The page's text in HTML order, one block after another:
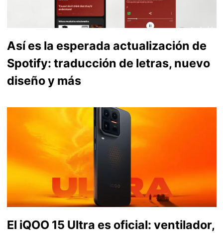
Así es la esperada actualización de
Spotify: traducción de letras, nuevo
diseño y más
El iQOO 15 Ultra es oficial: ventilador,